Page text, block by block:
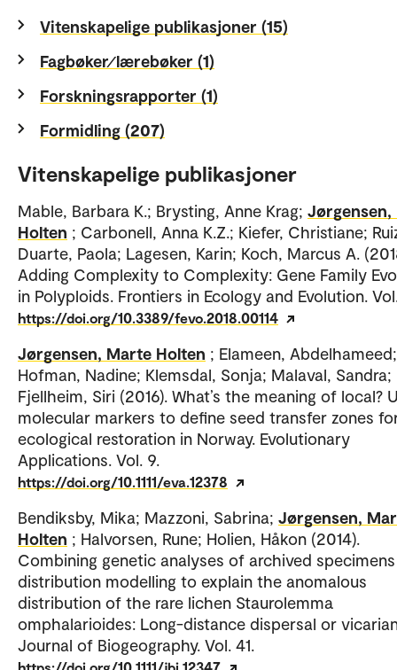
Vitenskapelige publikasjoner (15)
Fagbøker⁄lærebøker (1)
Forskningsrapporter (1)
Formidling (207)
Vitenskapelige publikasjoner
Mable, Barbara K.; Brysting, Anne Krag; Jørgensen,
Holten ; Carbonell, Anna K.Z.; Kiefer, Christiane;
Duarte, Paola; Lagesen, Karin; Koch, Marcus A.
Adding Complexity to Complexity: Gene Family
in Polyploids. Frontiers in Ecology and Evolution.
https://doi.org/10.3389/fevo.2018.00114
Jørgensen, Marte Holten ; Elameen, Abdelhameed;
Hofman, Nadine; Klemsdal, Sonja; Malaval, Sandra;
Fjellheim, Siri (2016). What’s the meaning of local?
molecular markers to define seed transfer zones
ecological restoration in Norway. Evolutionary
Applications. Vol. 9.
https://doi.org/10.1111/eva.12378
Bendiksby, Mika; Mazzoni, Sabrina; Jørgensen,
Holten ; Halvorsen, Rune; Holien, Håkon (2014).
Combining genetic analyses of archived
distribution modelling to explain the anomalous
distribution of the rare lichen Staurolemma
omphalarioides: Long-distance dispersal or
Journal of Biogeography. Vol. 41.